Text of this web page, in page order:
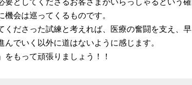
要としてくださるお客さまがいらっしゃるという確
会は巡ってくるものです。
くださった試練と考えれば、医療の奮闘を支え、早
んでいく以外に道はないように感じます。
もって頑張りましょう！！